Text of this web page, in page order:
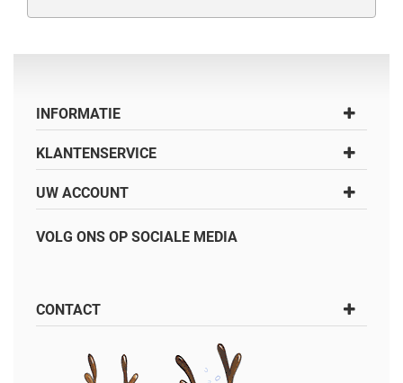
INFORMATIE
KLANTENSERVICE
UW ACCOUNT
VOLG ONS OP SOCIALE MEDIA
CONTACT